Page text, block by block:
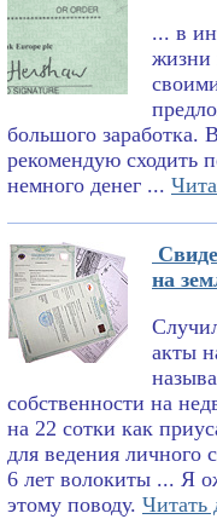
... в
жизни
большого заработка.
рекомендую сходить
немного денег ...
на
акты
собственности на
на 22 сотки как
для ведения личного
6 лет волокиты ... Я
этому поводу. Читать